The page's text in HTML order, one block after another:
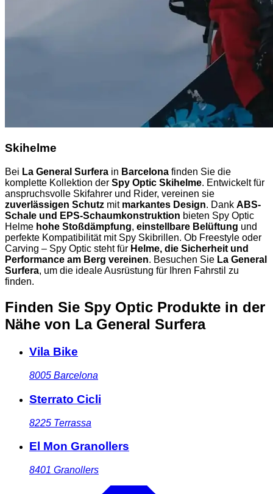
Skihelme
Bei La General Surfera in Barcelona finden Sie die
komplette Kollektion der Spy Optic Skihelme. Entwickelt für
anspruchsvolle Skifahrer und Rider, vereinen sie
zuverlässigen Schutz mit markantes Design. Dank ABS-
Schale und EPS-Schaumkonstruktion bieten Spy Optic
Helme hohe Stoßdämpfung, einstellbare Belüftung und
perfekte Kompatibilität mit Spy Skibrillen. Ob Freestyle oder
Carving – Spy Optic steht für Helme, die Sicherheit und
Performance am Berg vereinen. Besuchen Sie La General
Surfera, um die ideale Ausrüstung für Ihren Fahrstil zu
finden.
Finden Sie Spy Optic Produkte in der
Nähe von La General Surfera
Vila Bike
8005 Barcelona
Sterrato Cicli
8225 Terrassa
El Mon Granollers
8401 Granollers